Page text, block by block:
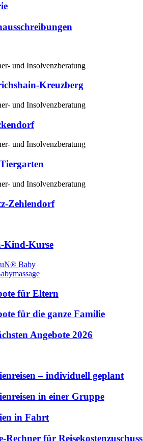
und Insolvenzberatung
Kreuzberg
und Insolvenzberatung
und Insolvenzberatung
und Insolvenzberatung
Zehlendorf
Kind-Kurse
Baby
für Eltern
für die ganze Familie
Angebote 2026
– individuell geplant
in einer Gruppe
in Fahrt
Rechner für Reisekostenzuschuss